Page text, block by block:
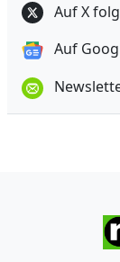
Auf X
Auf